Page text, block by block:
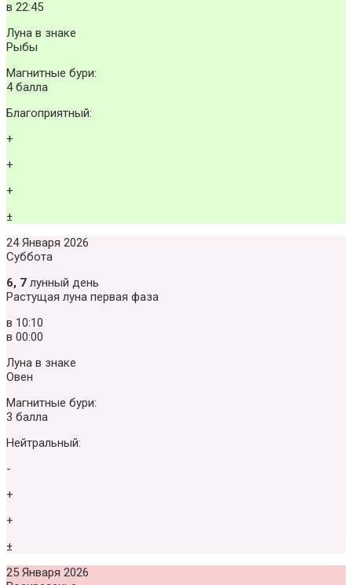
в 22:45
Луна в знаке
Рыбы
Магнитные бури:
4 балла
Благоприятный:
+
+
+
±
24 Января 2026
Суббота
6, 7 лунный день
Растущая луна первая фаза
в 10:10
в 00:00
Луна в знаке
Овен
Магнитные бури:
3 балла
Нейтральный:
-
+
+
±
25 Января 2026